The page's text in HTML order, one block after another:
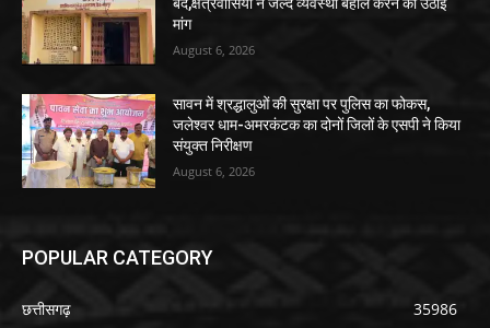
मांग
August 6, 2026
सावन में श्रद्धालुओं की सुरक्षा पर पुलिस का फोकस,
जलेश्वर धाम-अमरकंटक का दोनों जिलों के एसपी ने किया
संयुक्त निरीक्षण
August 6, 2026
POPULAR CATEGORY
छत्तीसगढ़
35986